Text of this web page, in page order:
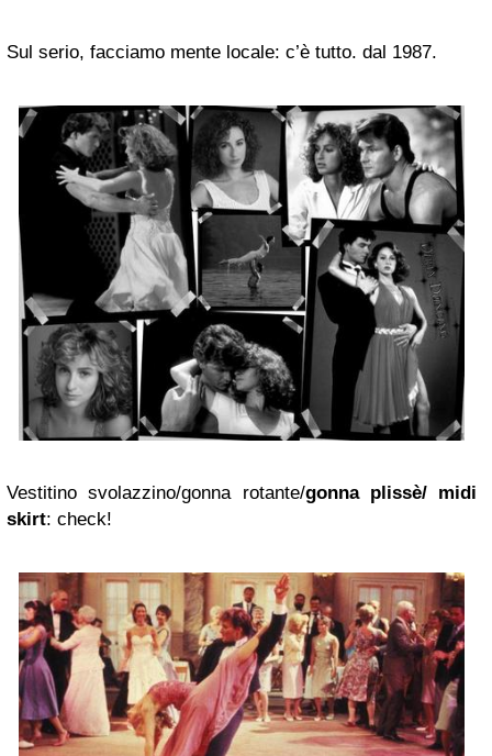
Sul serio, facciamo mente locale: c’è tutto. dal 1987.
Vestitino svolazzino/gonna rotante/gonna plissè/ midi
skirt: check!